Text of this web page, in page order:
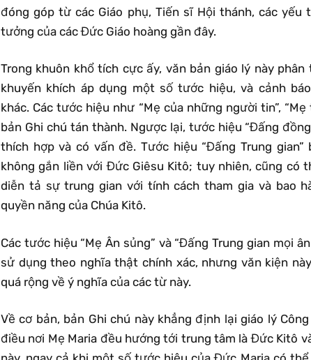
đóng góp từ các Giáo phụ, Tiến sĩ Hội thánh, các
tưởng của các Đức Giáo hoàng gần đây.
Trong khuôn khổ tích cực ấy, văn bản giáo lý này
khuyến khích áp dụng một số tước hiệu, và cảnh
khác. Các tước hiệu như “Mẹ của những người tin”,
bản Ghi chú tán thành. Ngược lại, tước hiệu “Đấng
thích hợp và có vấn đề. Tước hiệu “Đấng Trung
không gắn liền với Đức Giêsu Kitô; tuy nhiên, cũng có
diễn tả sự trung gian với tính cách tham gia và bao
quyền năng của Chúa Kitô.
Các tước hiệu “Mẹ Ân sủng” và “Đấng Trung gian mọi
sử dụng theo nghĩa thật chính xác, nhưng văn kiện
quá rộng về ý nghĩa của các từ này.
Về cơ bản, bản Ghi chú này khẳng định lại giáo lý
điều nơi Mẹ Maria đều hướng tới trung tâm là Đức Kitô